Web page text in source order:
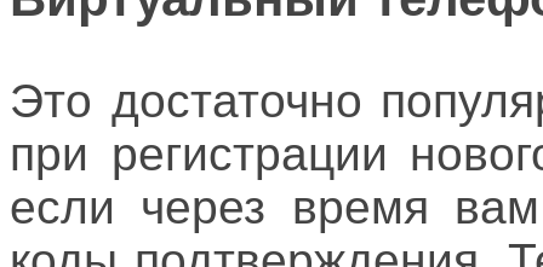
Это достаточно
при регистрации
если через время